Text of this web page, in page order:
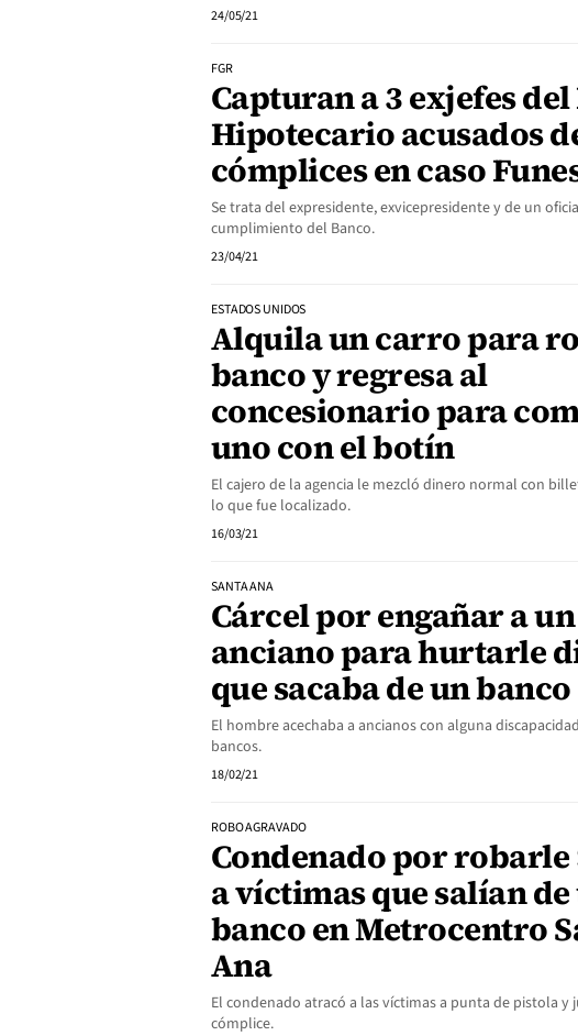
24/05/21
FGR
Capturan a 3 exjefes
Hipotecario acusados
cómplices en caso
Se trata del expresidente, exvicepresidente y de un
cumplimiento del Banco.
23/04/21
ESTADOS UNIDOS
Alquila un carro para
banco y regresa al
concesionario para
uno con el botín
El cajero de la agencia le mezcló dinero normal con
lo que fue localizado.
16/03/21
SANTA ANA
Cárcel por engañar a un
anciano para hurtarle
que sacaba de un banco
El hombre acechaba a ancianos con alguna
bancos.
18/02/21
ROBO AGRAVADO
Condenado por robarle
a víctimas que salían
banco en Metrocentro
Ana
El condenado atracó a las víctimas a punta de pistola y
cómplice.